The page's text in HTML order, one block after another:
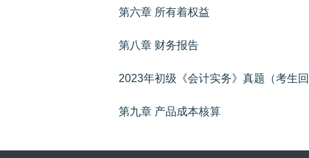
第六章 所有着权益
第八章 财务报告
2023年初级《会计实务》真题（考生
第九章 产品成本核算